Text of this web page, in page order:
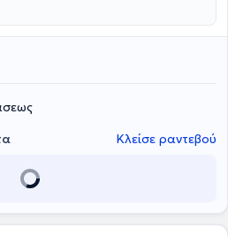
Κλείσε ραντεβού